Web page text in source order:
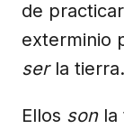
de
exterminio
serla tierra.
Ellos sonla